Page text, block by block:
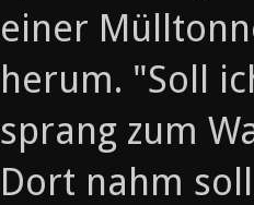
einer
herum. "Soll
sprang zum
Dort nahm